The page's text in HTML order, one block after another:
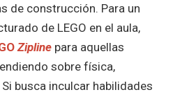
de construcción. Para un
de LEGO en el aula,
Ziplinepara aquellas
sobre física,
busca inculcar habilidades